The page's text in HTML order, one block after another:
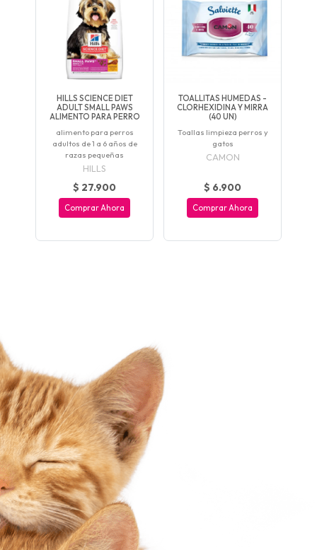
HILLS SCIENCE DIET
ADULT SMALL PAWS
ALIMENTO PARA PERRO
alimento para perros
adultos de 1 a 6 años de
razas pequeñas
HILLS
$ 27.900
Comprar Ahora
TOALLITAS HUMEDAS -
CLORHEXIDINA Y MIRRA
(40 UN)
Toallas limpieza perros y
gatos
CAMON
$ 6.900
Comprar Ahora